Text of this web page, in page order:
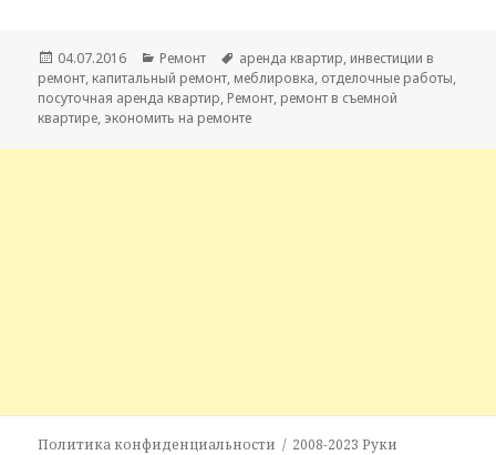
Опубликовано
04.07.2016 Рубрики
Ремонт Метки
аренда квартир, инвестиции в
ремонт, капитальный ремонт, меблировка, отделочные работы,
посуточная аренда квартир, Ремонт, ремонт в съемной
квартире, экономить на ремонте
Политика конфиденциальности 2008-2023Руки